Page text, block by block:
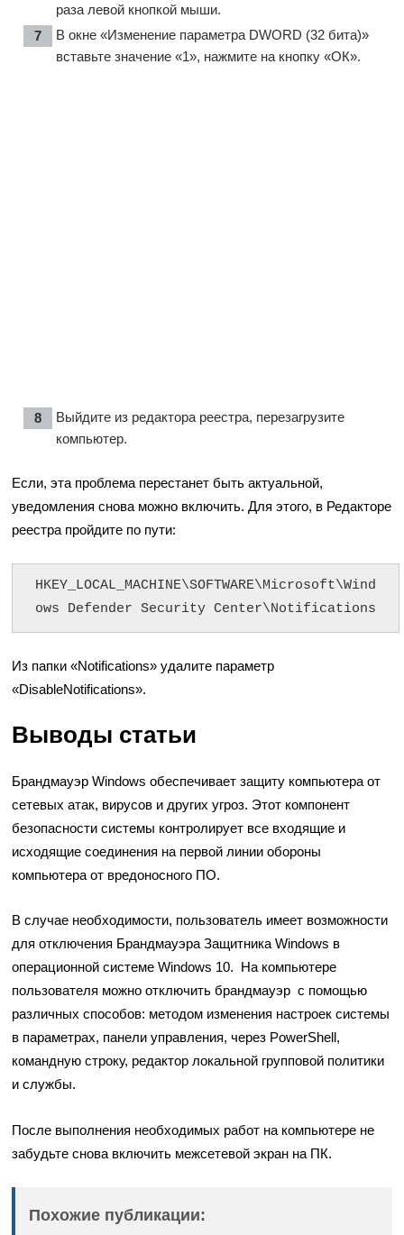
раза левой кнопкой мыши.
В окне «Изменение параметра DWORD (32 бита)»
вставьте значение «1», нажмите на кнопку «ОК».
Выйдите из редактора реестра, перезагрузите
компьютер.
Если, эта проблема перестанет быть актуальной,
уведомления снова можно включить. Для этого, в Редакторе
реестра пройдите по пути:
HKEY_LOCAL_MACHINE\SOFTWARE\Microsoft\Wind
ows Defender Security Center\Notifications
Из папки «Notifications» удалите параметр
«DisableNotifications».
Выводы статьи
Брандмауэр Windows обеспечивает защиту компьютера от
сетевых атак, вирусов и других угроз. Этот компонент
безопасности системы контролирует все входящие и
исходящие соединения на первой линии обороны
компьютера от вредоносного ПО.
В случае необходимости, пользователь имеет возможности
для отключения Брандмауэра Защитника Windows в
операционной системе Windows 10. На компьютере
пользователя можно отключить брандмауэр с помощью
различных способов: методом изменения настроек системы
в параметрах, панели управления, через PowerShell,
командную строку, редактор локальной групповой политики
и службы.
После выполнения необходимых работ на компьютере не
забудьте снова включить межсетевой экран на ПК.
Похожие публикации: